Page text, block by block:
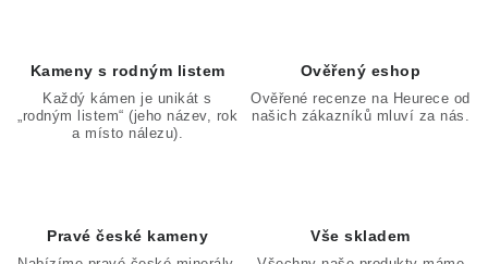
Kameny s rodným listem
Každý kámen je unikát s
„rodným listem“ (jeho název, rok
a místo nálezu).
Ověřený eshop
Ověřené recenze na Heurece od
našich zákazníků mluví za nás.
Pravé české kameny Vše skladem